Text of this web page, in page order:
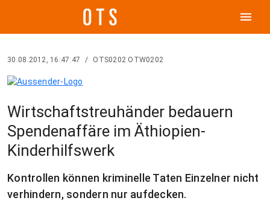
menu
30.08.2012, 16:47:47 / OTS0202 OTW0202
Wirtschaftstreuhänder bedauern
Spendenaffäre im Äthiopien-
Kinderhilfswerk
Kontrollen können kriminelle Taten Einzelner nicht
verhindern, sondern nur aufdecken.